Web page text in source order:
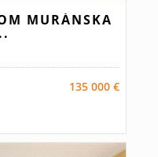
MURÁNSKA
135 000 €